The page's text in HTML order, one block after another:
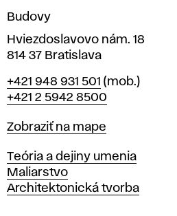
í
v
r
a
i
l
a
v
Budovy
Hviezdoslavovo nám. 18
814 37 Bratislava
Telefón
+421 948 931 501 (mob.)
+421 2 5942 8500
Mapa
Zobraziť na mape
Katedry
Teória a dejiny umenia
Maliarstvo
Architektonická tvorba